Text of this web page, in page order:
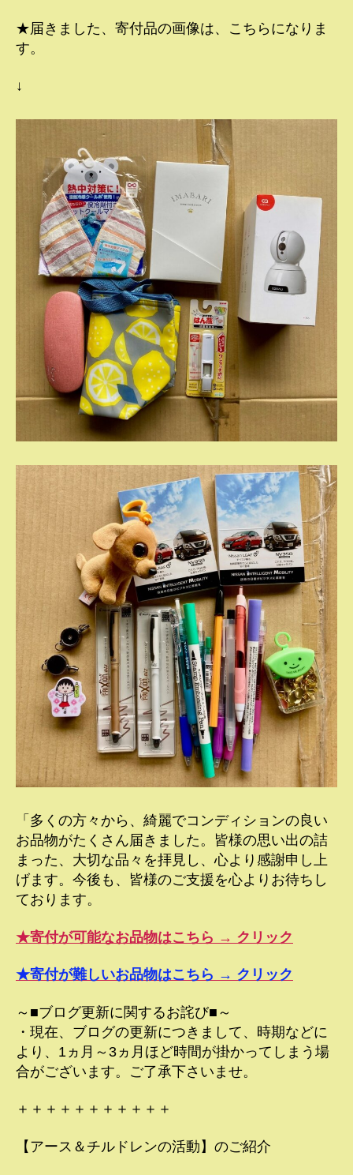
★届きました、寄付品の画像は、こちらになりま
す。
↓
「多くの方々から、綺麗でコンディションの良い
お品物がたくさん届きました。皆様の思い出の詰
まった、大切な品々を拝見し、心より感謝申し上
げます。今後も、皆様のご支援を心よりお待ちし
ております。
★寄付が可能なお品物はこちら → クリック
★寄付が難しいお品物はこちら → クリック
～■ブログ更新に関するお詫び■～
・現在、ブログの更新につきまして、時期などに
より、1ヵ月～3ヵ月ほど時間が掛かってしまう場
合がございます。ご了承下さいませ。
＋＋＋＋＋＋＋＋＋＋＋
【アース＆チルドレンの活動】のご紹介